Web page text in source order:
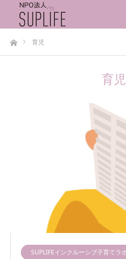
ホーム育児
育児
SUPLIFEインクルーシブ子育てラ